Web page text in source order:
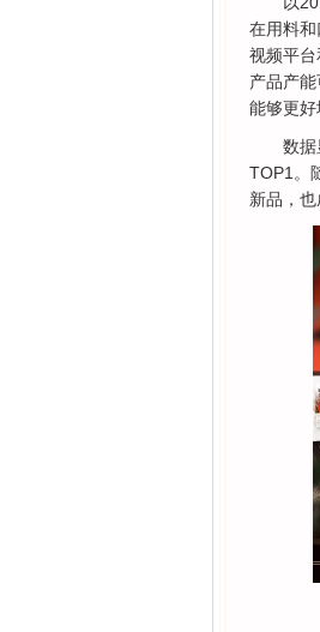
在用料和
视频平台
产品产能
能够更好
数据
TOP1。
新品，也